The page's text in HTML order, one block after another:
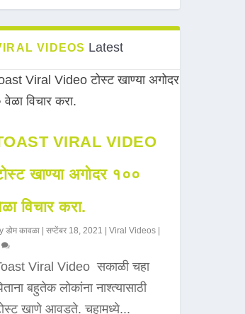
VIDEOS Latest
VIRAL VIDEO
खाण्या अगोदर १००
विचार करा.
डोम कावळा| सप्टेंबर 18, 2021 | Viral Videos|
Viral Video सकाळी चहा
बहुतेक लोकांना नाश्त्यासाठी
खाणे आवडते. चहामध्ये...